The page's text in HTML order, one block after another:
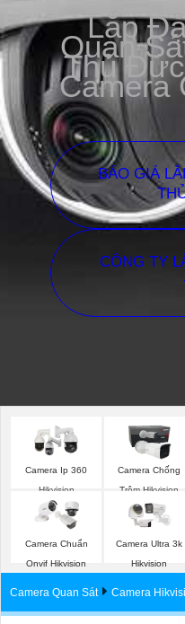
Lắp
Quan
Thủ
Camera
BÁO GIÁ
CÔNG TY
Camera Ip 360
Hikvision
Camera Chống
Trộm Hikvision
Camera Chuẩn
Onvif Hikvision
Camera Ultra 3k
Hikvision
Camera Quan Sát Camera